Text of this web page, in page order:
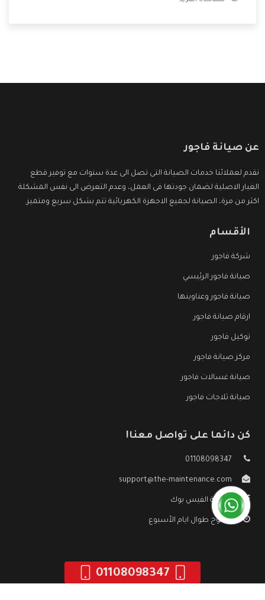
عن صيانة فاجور
نقدم لعملائنا خدمات الصيانة التى تصل الى عدة سنوات مع توفير قطع
الغيار الاصلية لضمان جودتها فى العمل، وعدم التعرض الى نفس المشكلة
اكثر من مرة، الصيانة لجميع الاجهزة الكهربائية تتم بشكل سريع ومتميز.
الأقسام
شركة فاجور
صيانة فاجور الرئيسي
صيانة فاجور وعناوينها
ارقام صيانة فاجور
توكيل فاجور
مركز صيانة فاجور
صيانة غسالات فاجور
صيانة ثلاجات فاجور
كن دائما على تواصل معنا!
01108098347
support@the-maintenance.com
صفحة الفيس بوك
مفتوح طوال ايام الأسبوع
01108098347